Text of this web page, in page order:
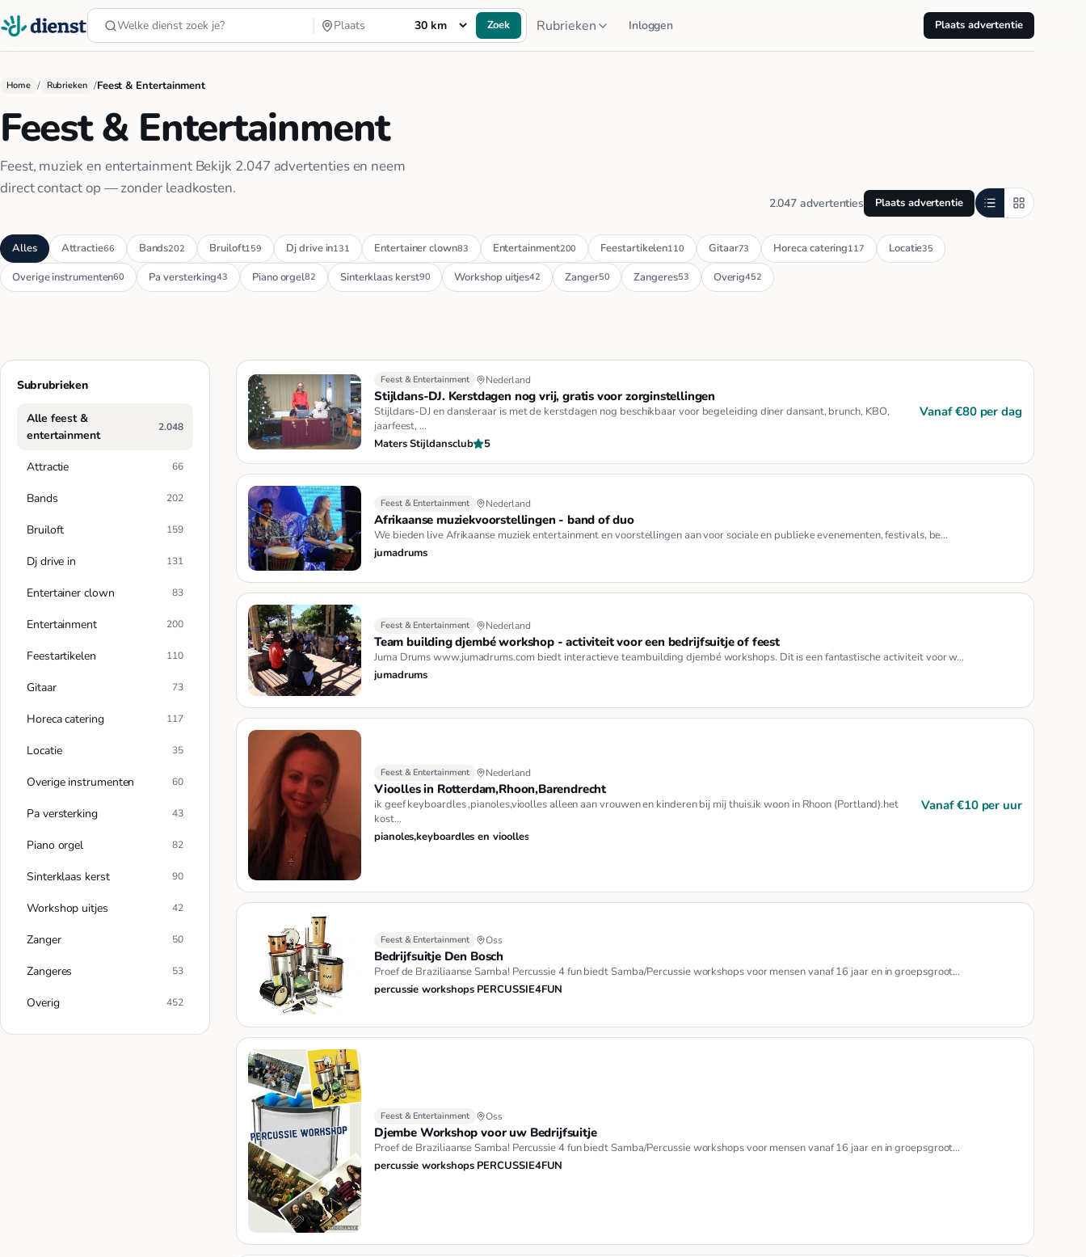
Zoek Rubrieken Inloggen Plaats advertentie
Home / Rubrieken /Feest & Entertainment
Feest & Entertainment
Feest, muziek en entertainment Bekijk 2.047 advertenties en neem
direct contact op — zonder leadkosten.
2.047 advertenties Plaats advertentie
Alles Attractie66 Bands202 Bruiloft159 Dj drive in131 Entertainer clown83 Entertainment200 Feestartikelen110 Gitaar73 Horeca catering117 Locatie35
Overige instrumenten60 Pa versterking43 Piano orgel82 Sinterklaas kerst90 Workshop uitjes42 Zanger50 Zangeres53 Overig452
Subrubrieken
Alle feest &
entertainment
2.048
Attractie 66
Bands 202
Bruiloft 159
Dj drive in 131
Entertainer clown 83
Entertainment 200
Feestartikelen 110
Gitaar 73
Horeca catering 117
Locatie 35
Overige instrumenten 60
Pa versterking 43
Piano orgel 82
Sinterklaas kerst 90
Workshop uitjes 42
Zanger 50
Zangeres 53
Overig 452
Feest & Entertainment Nederland
Stijldans-DJ. Kerstdagen nog vrij, gratis voor zorginstellingen
Stijldans-DJ en dansleraar is met de kerstdagen nog beschikbaar voor begeleiding diner dansant, brunch, KBO,
jaarfeest, …
Maters Stijldansclub
5
Vanaf €80 per dag
Feest & Entertainment Nederland
Afrikaanse muziekvoorstellingen - band of duo
We bieden live Afrikaanse muziek entertainment en voorstellingen aan voor sociale en publieke evenementen, festivals, be…
jumadrums
Feest & Entertainment Nederland
Team building djembé workshop - activiteit voor een bedrijfsuitje of feest
Juma Drums www.jumadrums.com biedt interactieve teambuilding djembé workshops. Dit is een fantastische activiteit voor w…
jumadrums
Feest & Entertainment Nederland
Vioolles in Rotterdam,Rhoon,Barendrecht
ik geef keyboardles ,pianoles,vioolles alleen aan vrouwen en kinderen bij mij thuis.ik woon in Rhoon (Portland).het
kost…
pianoles,keyboardles en vioolles
Vanaf €10 per uur
Feest & Entertainment Oss
Bedrijfsuitje Den Bosch
Proef de Braziliaanse Samba! Percussie 4 fun biedt Samba/Percussie workshops voor mensen vanaf 16 jaar en in groepsgroot…
percussie workshops PERCUSSIE4FUN
Feest & Entertainment Oss
Djembe Workshop voor uw Bedrijfsuitje
Proef de Braziliaanse Samba! Percussie 4 fun biedt Samba/Percussie workshops voor mensen vanaf 16 jaar en in groepsgroot…
percussie workshops PERCUSSIE4FUN